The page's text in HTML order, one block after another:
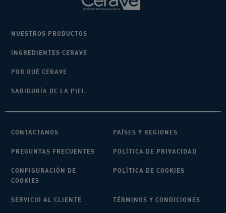
NUESTROS PRODUCTOS
INGREDIENTES CERAVE
POR QUÉ CERAVE
SABIDURÍA DE LA PIEL
CONTACTANOS PAÍSES Y REGIONES
PREGUNTAS FRECUENTES POLÍTICA DE PRIVACIDAD
CONFIGURACIÓN DE
COOKIES
POLÍTICA DE COOKIES
SERVICIO AL CLIENTE TÉRMINOS Y CONDICIONES